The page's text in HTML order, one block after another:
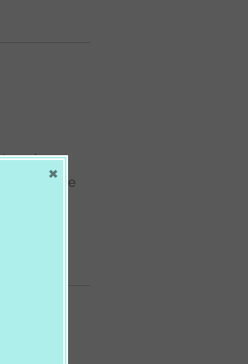
se javno
nove
×